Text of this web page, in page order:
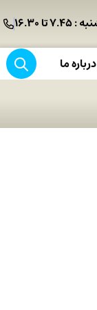
تا ۱۶.۳۰
درباره ما